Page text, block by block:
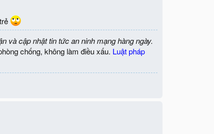
và cập nhật tin tức an ninh mạng hàng ngày.
chống, không làm điều xấu. Luật pháp